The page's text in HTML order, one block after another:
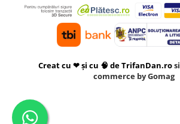
Creat cu ❤ și cu 🧠 de TrifanDan.rosi
commerce by Gomag